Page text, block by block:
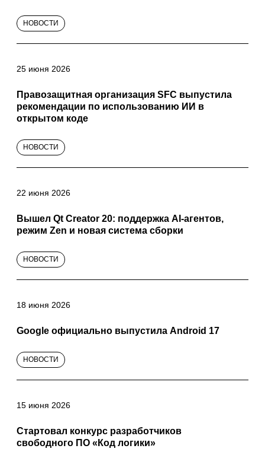
НОВОСТИ
25 июня 2026
Правозащитная организация SFC выпустила
рекомендации по использованию ИИ в
открытом коде
НОВОСТИ
22 июня 2026
Вышел Qt Creator 20: поддержка AI-агентов,
режим Zen и новая система сборки
НОВОСТИ
18 июня 2026
Google официально выпустила Android 17
НОВОСТИ
15 июня 2026
Стартовал конкурс разработчиков
свободного ПО «Код логики»